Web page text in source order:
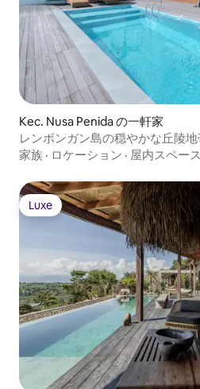
Kec. Nusa Penida の一軒家
レンボンガン島の穏やかな丘陵
家族 · ロケーション · 屋内スペース
Luxe
Luxe